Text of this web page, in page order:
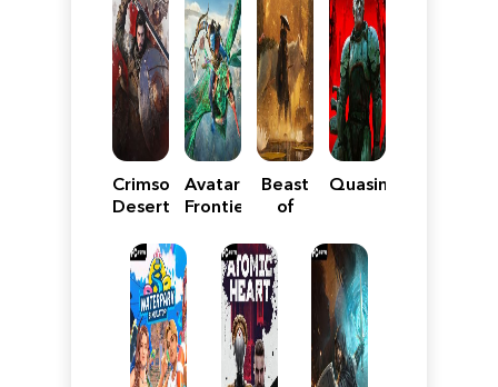
Crimson
Desert
Avatar:
Frontiers
Pandora
Beast
of
Quasimorph